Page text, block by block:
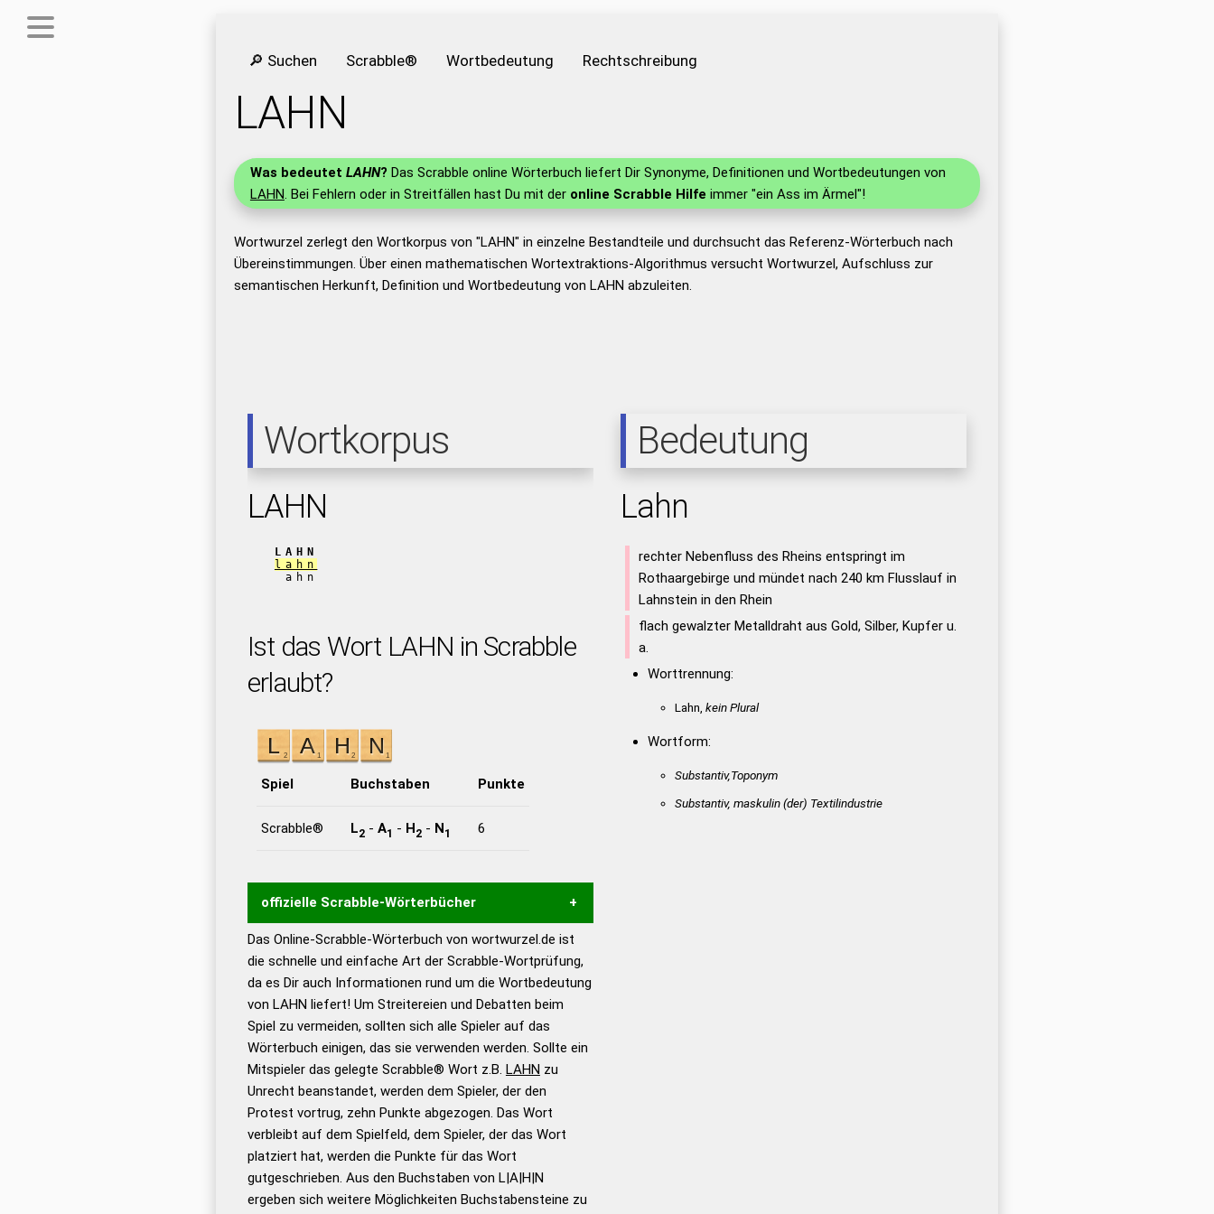
🔎 Suchen Scrabble® Wortbedeutung Rechtschreibung
LAHN
Was bedeutet LAHN? Das Scrabble online Wörterbuch liefert Dir Synonyme, Definitionen und Wortbedeutungen von
LAHN. Bei Fehlern oder in Streitfällen hast Du mit der online Scrabble Hilfe immer "ein Ass im Ärmel"!
Wortwurzel zerlegt den Wortkorpus von "LAHN" in einzelne Bestandteile und durchsucht das Referenz-Wörterbuch nach
Übereinstimmungen. Über einen mathematischen Wortextraktions-Algorithmus versucht Wortwurzel, Aufschluss zur
semantischen Herkunft, Definition und Wortbedeutung von LAHN abzuleiten.
Wortkorpus
LAHN
LAHN
lahn
ahn
Ist das Wort LAHN in Scrabble
erlaubt?
Spiel Buchstaben Punkte
Scrabble® L2- A1 - H2- N1 6
offizielle Scrabble-Wörterbücher
Wortwurzel liefert mit Hilfe eines semantischen
Wortanalyse-Algorithmus gute Anhaltspunkte zu
Wortbedeutung, Worttrennung und Wortform, um die
Gültigkeit eines Wortes für das Scrabble-Spiel zu
bestimmen! zugelassene Turnier Scrabble-
Wörterbücher sind:
Duden – Standardwerk in 12
Bänden
Duden – Richtiges und gutes
Deutsch
Duden – Die deutsche Grammatik
Das Online-Scrabble-Wörterbuch von wortwurzel.de ist
die schnelle und einfache Art der Scrabble-Wortprüfung,
da es Dir auch Informationen rund um die Wortbedeutung
von LAHN liefert! Um Streitereien und Debatten beim
Spiel zu vermeiden, sollten sich alle Spieler auf das
Wörterbuch einigen, das sie verwenden werden. Sollte ein
Mitspieler das gelegte Scrabble® Wort z.B. LAHN zu
Unrecht beanstandet, werden dem Spieler, der den
Protest vortrug, zehn Punkte abgezogen. Das Wort
verbleibt auf dem Spielfeld, dem Spieler, der das Wort
platziert hat, werden die Punkte für das Wort
gutgeschrieben. Aus den Buchstaben von L|A|H|N
ergeben sich weitere Möglichkeiten Buchstabensteine zu
Bedeutung
Lahn
rechter Nebenfluss des Rheins entspringt im
Rothaargebirge und mündet nach 240 km Flusslauf in
Lahnstein in den Rhein
flach gewalzter Metalldraht aus Gold, Silber, Kupfer u.
a.
Worttrennung:
Lahn, kein Plural
Wortform:
Substantiv,Toponym
Substantiv, maskulin(der) Textilindustrie